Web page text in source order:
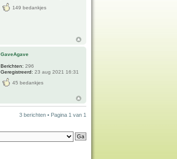
149 bedankjes
GaveAgave
Berichten: 296
Geregistreerd: 23 aug 2021 16:31
45 bedankjes
3 berichten • Pagina 1 van 1